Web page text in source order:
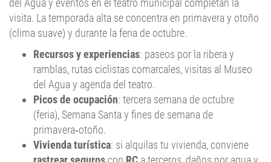
(clima suave) y durante la feria de octubre.
Recursos y experiencias : paseos por la ribera y
ramblas, rutas ciclistas comarcales, visitas al Museo
del Agua y agenda del teatro.
Picos de ocupación: tercera semana de octubre
(feria), Semana Santa y fines de semana de
primavera‑otoño.
Vivienda turística
: si alquilas tu vivienda, conviene
rastrear seguroscon RCa terceros, daños por agua y
defensa jurídica (según normativa aplicable).